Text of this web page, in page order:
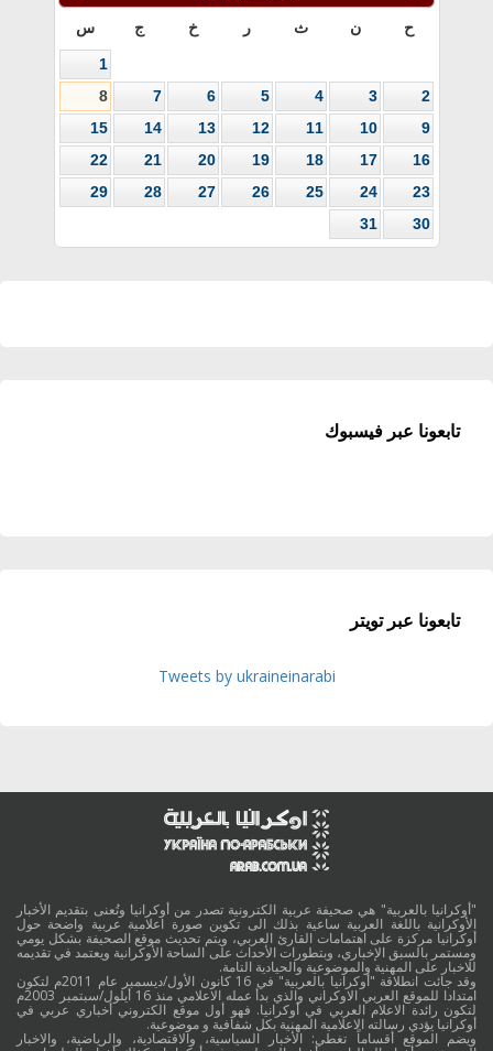
ح ن ث ر خ ج س
1
2
3
4
5
6
7
8
9
10
11
12
13
14
15
16
17
18
19
20
21
22
23
24
25
26
27
28
29
30
31
تابعونا عبر فيسبوك
تابعونا عبر تويتر
Tweets by ukraineinarabi
"أوكرانيا بالعربية" هي صحيفة عربية الكترونية تصدر من أوكرانيا وتُعنى بتقديم الأخبار
الأوكرانية باللغة العربية ساعية بذلك الى تكوين صورة اعلامية عربية واضحة حول
أوكرانيا مركزة على اهتمامات القارئ العربي، ويتم تحديث موقع الصحيفة بشكل يومي
ومستمر بالسبق الإخباري، وبتطورات الأحداث على الساحة الأوكرانية ويعتمد في تقديمه
للاخبار على المهنية والموضوعية والحيادية التامة.
وقد جائت انطلاقة "أوكرانيا بالعربية" في 16 كانون الأول/ديسمبر عام 2011م لتكون
امتدادا للموقع العربي الاوكراني والذي بدأ عمله الاعلامي منذ 16 أيلول/سبتمبر 2003م
لتكون رائدة الاعلام العربي في أوكرانيا. فهو أول موقع الكتروني أخباري عربي في
أوكرانيا يؤدي رسالته الاعلامية المهنية بكل شفافية و موضوعية.
ويضم الموقع أقساماً تغطي: الأخبار السياسية، والاقتصادية، والرياضية، والاخبار